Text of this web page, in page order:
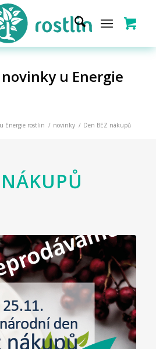
novinky u Energie
Energie rostlin / novinky / Den BEZ nákupů